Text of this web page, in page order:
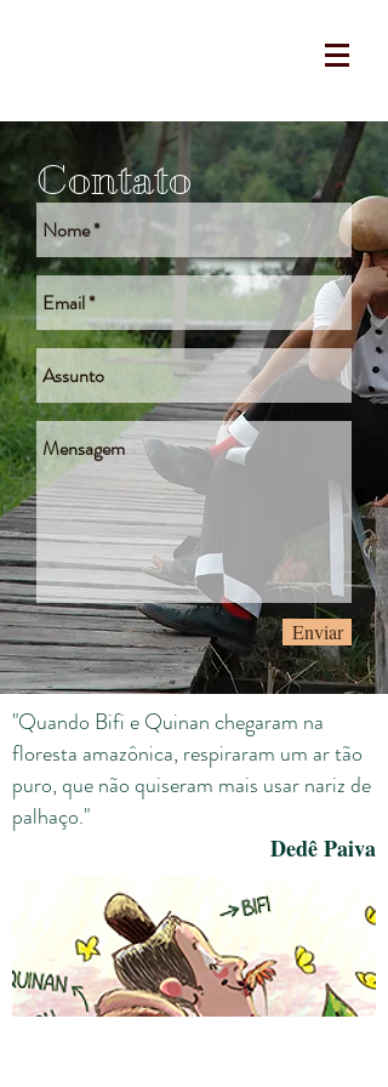
Contato
Enviar
"Quando Bifi e Quinan chegaram na
floresta amazônica, respiraram um ar tão
puro, que não quiseram mais usar nariz de
palhaço."
Dedê Paiva